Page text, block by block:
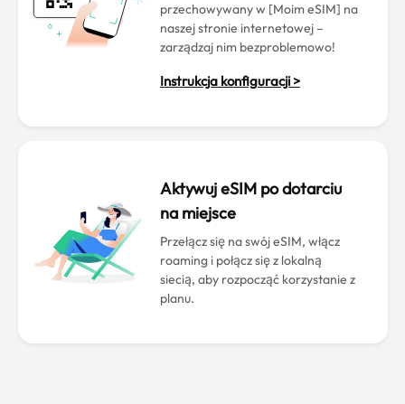
przechowywany w [Moim eSIM] na
naszej stronie internetowej –
zarządzaj nim bezproblemowo!
Instrukcja konfiguracji >
Aktywuj eSIM po dotarciu
na miejsce
Przełącz się na swój eSIM, włącz
roaming i połącz się z lokalną
siecią, aby rozpocząć korzystanie z
planu.